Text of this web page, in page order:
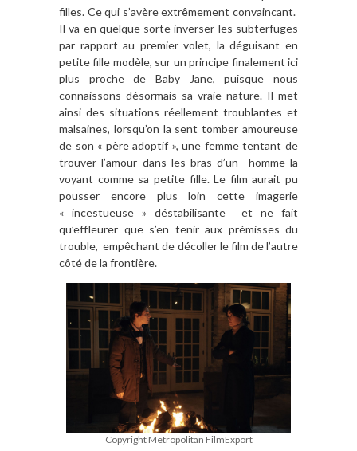
filles. Ce qui s’avère extrêmement convaincant.
Il va en quelque sorte inverser les subterfuges
par rapport au premier volet, la déguisant en
petite fille modèle, sur un principe finalement ici
plus proche de Baby Jane, puisque nous
connaissons désormais sa vraie nature. Il met
ainsi des situations réellement troublantes et
malsaines, lorsqu’on la sent tomber amoureuse
de son « père adoptif », une femme tentant de
trouver l’amour dans les bras d’un homme la
voyant comme sa petite fille. Le film aurait pu
pousser encore plus loin cette imagerie
« incestueuse » déstabilisante et ne fait
qu’effleurer que s’en tenir aux prémisses du
trouble, empêchant de décoller le film de l’autre
côté de la frontière.
Copyright Metropolitan FilmExport